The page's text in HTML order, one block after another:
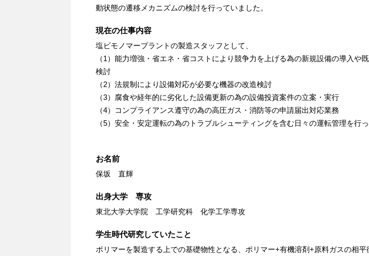
動状態の遷移メカニズムの検討を行っていました。
現在の仕事内容
塩ビモノマープラントの製造スタッフとして、
（1）能力増強・省エネ・省コストにより競争力を上げる為の新規設備の導入や
検討
（2）法規制により設備対応が必要な機器の改造検討
（3）腐食や経年的に劣化した設備更新の為の設備投資案件の立案・実行
（4）コンプライアンス遵守の為の高圧ガス・消防等の申請届出対応業務
（5）安全・安定運転の為のトラブルシューティングを含む日々の運転管理を行っ
お名前
保坂 直輝
出身大学 専攻
東北大学大学院 工学研究科 化学工学専攻
学生時代研究していたこと
ポリマーを製造する上での基礎物性となる、ポリマー+有機溶剤+原料ガスの相平